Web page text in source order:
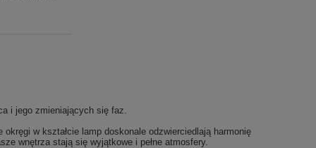
i jego zmieniających się faz.
w kształcie lamp doskonale odzwierciedlają harmonię
wnętrza stają się wyjątkowe i pełne atmosfery.